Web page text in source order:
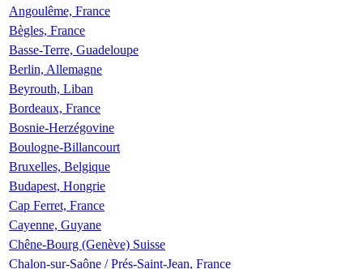
Angoulême, France
Bègles, France
Basse-Terre, Guadeloupe
Berlin, Allemagne
Beyrouth, Liban
Bordeaux, France
Bosnie-Herzégovine
Boulogne-Billancourt
Bruxelles, Belgique
Budapest, Hongrie
Cap Ferret, France
Cayenne, Guyane
Chêne-Bourg (Genève) Suisse
Chalon-sur-Saône / Prés-Saint-Jean, France